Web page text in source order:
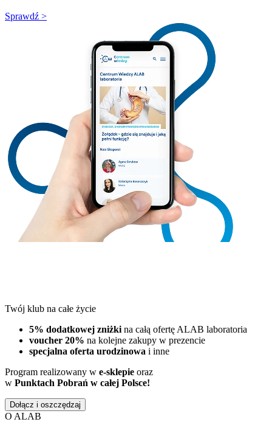
Sprawdź >
Twój klub na całe życie
5% dodatkowej zniżki na całą ofertę ALAB laboratoria
voucher 20% na kolejne zakupy w prezencie
specjalna oferta urodzinowa i inne
Program realizowany w e-sklepie oraz
w Punktach Pobrań w całej Polsce!
Dołącz i oszczędzaj
O ALAB